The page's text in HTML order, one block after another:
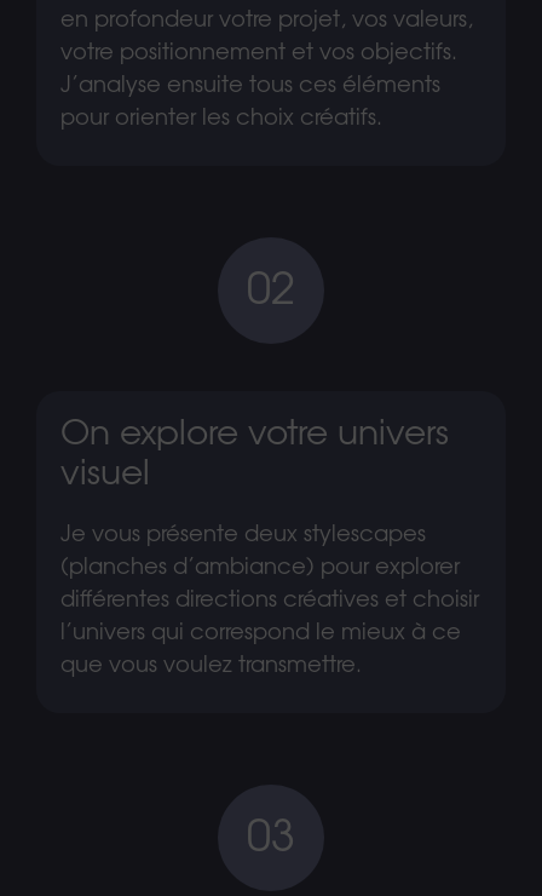
en profondeur votre projet, vos valeurs,
votre positionnement et vos objectifs.
J’analyse ensuite tous ces éléments
pour orienter les choix créatifs.
02
On explore votre univers
visuel
Je vous présente deux stylescapes
(planches d’ambiance) pour explorer
différentes directions créatives et choisir
l’univers qui correspond le mieux à ce
que vous voulez transmettre.
03